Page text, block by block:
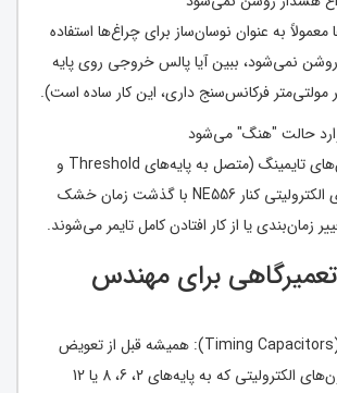
به عنوان نوسان‌ساز برای چراغ‌ها استفاده
نمی‌شود، ببین آیا پالس خروجی روی پایه
فرکانس‌سنج داری، این کار ساده است).
تست: بررسی خازن‌های تایمینگ (متصل به پایه‌های Threshold و
Trigger). خازن‌های الکترولیتی کنار NE556 با گذشت زمان خشک
زمان‌بندی یا از کار افتادن کامل تایمر می‌شوند.
برای مهندس
خازن‌های تایمینگ (Timing Capacitors): همیشه قبل از تعویض
آی‌سی NE556، خازن‌های الکترولیتی که به پایه‌های 2، 6، 8 یا 12